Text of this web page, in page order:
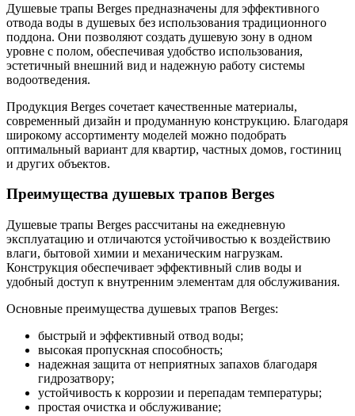
Душевые трапы Berges предназначены для эффективного
отвода воды в душевых без использования традиционного
поддона. Они позволяют создать душевую зону в одном
уровне с полом, обеспечивая удобство использования,
эстетичный внешний вид и надежную работу системы
водоотведения.
Продукция Berges сочетает качественные материалы,
современный дизайн и продуманную конструкцию. Благодаря
широкому ассортименту моделей можно подобрать
оптимальный вариант для квартир, частных домов, гостиниц
и других объектов.
Преимущества душевых трапов Berges
Душевые трапы Berges рассчитаны на ежедневную
эксплуатацию и отличаются устойчивостью к воздействию
влаги, бытовой химии и механическим нагрузкам.
Конструкция обеспечивает эффективный слив воды и
удобный доступ к внутренним элементам для обслуживания.
Основные преимущества душевых трапов Berges:
быстрый и эффективный отвод воды;
высокая пропускная способность;
надежная защита от неприятных запахов благодаря
гидрозатвору;
устойчивость к коррозии и перепадам температуры;
простая очистка и обслуживание;